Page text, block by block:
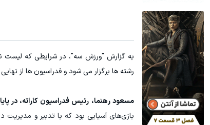
رشته ها برگزار می شود و فدراسیون ها از
مسعود رهنما، رئیس فدراسیون کاراته، در